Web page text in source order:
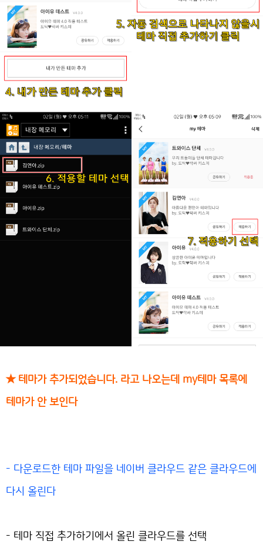
★ 테마가 추가되었습니다. 라고 나오는데 my테마 목록에
테마가 안 보인다
- 다운로드한 테마 파일을 네이버 클라우드 같은 클라우드에
다시 올린다
- 테마 직접 추가하기에서 올린 클라우드를 선택